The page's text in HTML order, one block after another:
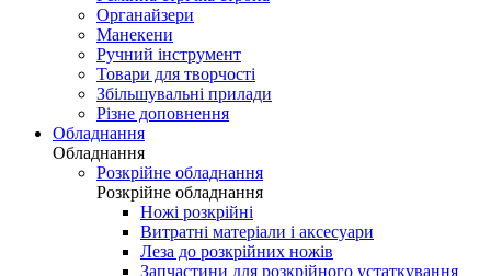
Органайзери
Манекени
Ручний інструмент
Товари для творчості
Збільшувальні прилади
Різне доповнення
Обладнання
Обладнання
Розкрійне обладнання
Розкрійне обладнання
Ножі розкрійні
Витратні матеріали і аксесуари
Леза до розкрійних ножів
Запчастини для розкрійного устаткування